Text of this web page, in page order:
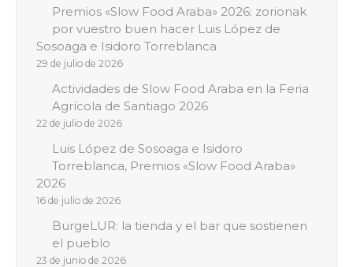
Premios «Slow Food Araba» 2026: zorionak
por vuestro buen hacer Luis López de
Sosoaga e Isidoro Torreblanca
29 de julio de 2026
Actividades de Slow Food Araba en la Feria
Agrícola de Santiago 2026
22 de julio de 2026
Luis López de Sosoaga e Isidoro
Torreblanca, Premios «Slow Food Araba»
2026
16 de julio de 2026
BurgeLUR: la tienda y el bar que sostienen
el pueblo
23 de junio de 2026